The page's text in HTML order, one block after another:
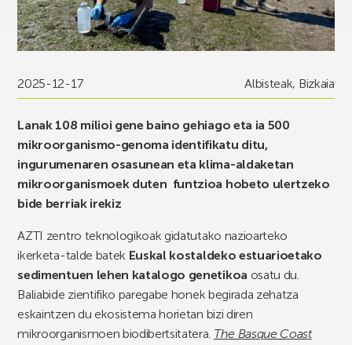
2025-12-17 Albisteak, Bizkaia
Lanak 108 milioi gene baino gehiago eta ia 500
mikroorganismo-genoma identifikatu ditu,
ingurumenaren osasunean eta klima-aldaketan
mikroorganismoek duten funtzioa hobeto ulertzeko
bide berriak irekiz
AZTI zentro teknologikoak gidatutako nazioarteko
ikerketa-talde batek Euskal kostaldeko estuarioetako
sedimentuen lehen katalogo genetikoa osatu du.
Baliabide zientifiko paregabe honek begirada zehatza
eskaintzen du ekosistema horietan bizi diren
mikroorganismoen biodibertsitatera. The Basque Coast